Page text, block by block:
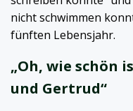
nicht schwimmen
fünften Lebensjahr.
„Oh, wie schön
und Gertrud“